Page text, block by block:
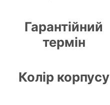
Гарантійний
термін
Колір корпусу